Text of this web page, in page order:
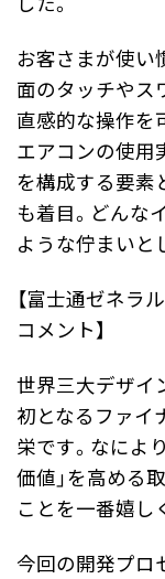
お客さまが使い
面のタッチやス
直感的な操作を
エアコンの使用
を構成する要素
も着目。どんな
ような佇まいと
【富士通ゼネラ
コメント】
世界三大デザイ
初となるファイ
栄です。なによ
価値」を高める
ことを一番嬉し
今回の開発プロ